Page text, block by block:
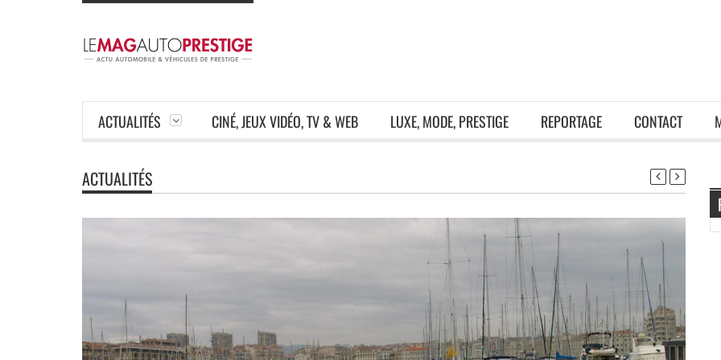
ACTUALITÉS CINÉ, JEUX VIDÉO, TV & WEB LUXE, MODE, PRESTIGE REPORTAGE CONTACT
ACTUALITÉS